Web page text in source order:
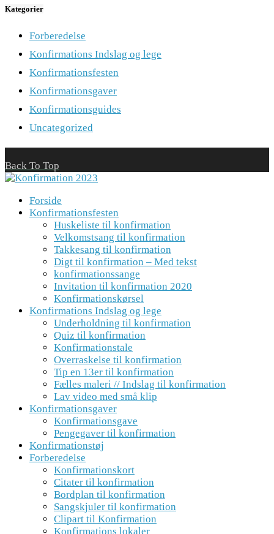
Kategorier
Forberedelse
Konfirmations Indslag og lege
Konfirmationsfesten
Konfirmationsgaver
Konfirmationsguides
Uncategorized
Back To Top
Forside
Konfirmationsfesten
Huskeliste til konfirmation
Velkomstsang til konfirmation
Takkesang til konfirmation
Digt til konfirmation – Med tekst
konfirmationssange
Invitation til konfirmation 2020
Konfirmationskørsel
Konfirmations Indslag og lege
Underholdning til konfirmation
Quiz til konfirmation
Konfirmationstale
Overraskelse til konfirmation
Tip en 13er til konfirmation
Fælles maleri // Indslag til konfirmation
Lav video med små klip
Konfirmationsgaver
Konfirmationsgave
Pengegaver til konfirmation
Konfirmationstøj
Forberedelse
Konfirmationskort
Citater til konfirmation
Bordplan til konfirmation
Sangskjuler til konfirmation
Clipart til Konfirmation
Konfirmations lokaler